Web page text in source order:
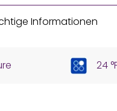
Informationen
24